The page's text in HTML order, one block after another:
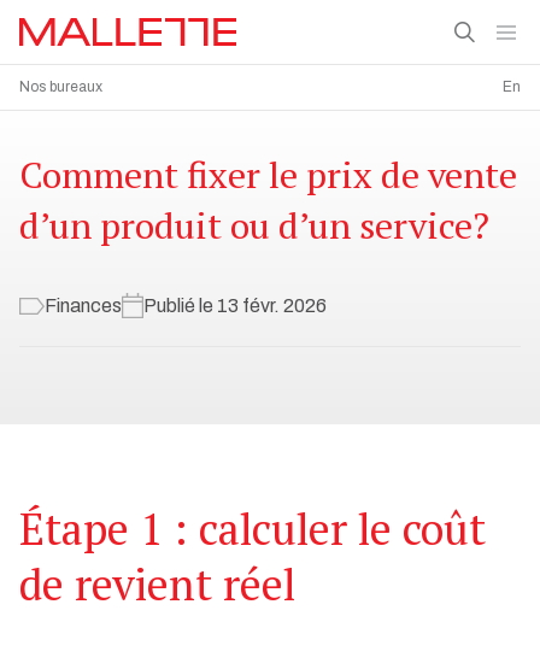
Nos bureaux En
Comment fixer le prix de vente
d’un produit ou d’un service?
Finances Publié le 13 févr. 2026
Étape 1 : calculer le coût
de revient réel